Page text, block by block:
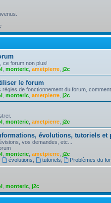
ce forum non plus!
monteric ametpierre j2c
le forum
de fonctionnement du forum,
monteric ametpierre j2c
monteric ametpierre j2c
évolutions, tutoriels et
vos demandes, etc...
monteric ametpierre j2c
évolutions tutoriels Problèmes du
monteric j2c